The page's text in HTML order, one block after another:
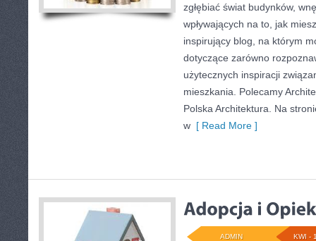
zgłębiać świat budynków,
wpływających na to, jak
inspirujący blog, na którym
dotyczące zarówno
użytecznych inspiracji
mieszkania. Polecamy
Polska Architektura. Na
w [ Read More ]
KWI -
ADMIN